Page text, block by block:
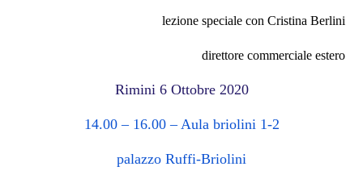
lezione speciale con Cristina Berlini
direttore commerciale estero
Rimini 6 Ottobre2020
14.00 – 16.00 –Aula briolini 1-2
palazzo Ruffi-Briolini